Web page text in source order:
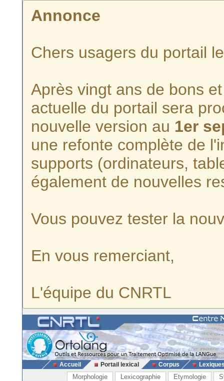
Annonce
Chers usagers du portail
Après vingt ans de bons
actuelle du portail sera
nouvelle version au 1er
une refonte complète de
supports (ordinateurs,
également de nouvelles
Vous pouvez tester la
En vous remerciant,
L'équipe du CNRTL
Accueil Portail lexical Corpus
Morphologie Lexicographie Etymologie